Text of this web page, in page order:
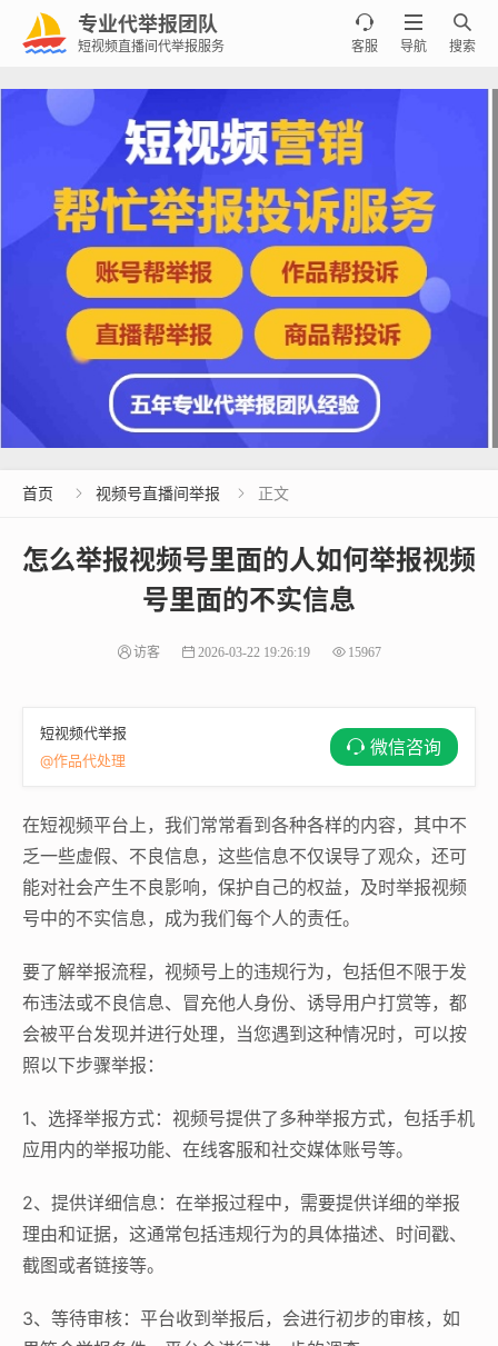
专业代举报团队
短视频直播间代举报服务

搜索

导航

客服
首页  视频号直播间举报  正文
怎么举报视频号里面的人如何举报视频
号里面的不实信息
访客 2026-03-22 19:26:19 15967
短视频代举报
@作品代处理
微信咨询
在短视频平台上，我们常常看到各种各样的内容，其中不
乏一些虚假、不良信息，这些信息不仅误导了观众，还可
能对社会产生不良影响，保护自己的权益，及时举报视频
号中的不实信息，成为我们每个人的责任。
要了解举报流程，视频号上的违规行为，包括但不限于发
布违法或不良信息、冒充他人身份、诱导用户打赏等，都
会被平台发现并进行处理，当您遇到这种情况时，可以按
照以下步骤举报：
1、选择举报方式：视频号提供了多种举报方式，包括手机
应用内的举报功能、在线客服和社交媒体账号等。
2、提供详细信息：在举报过程中，需要提供详细的举报
理由和证据，这通常包括违规行为的具体描述、时间戳、
截图或者链接等。
3、等待审核：平台收到举报后，会进行初步的审核，如